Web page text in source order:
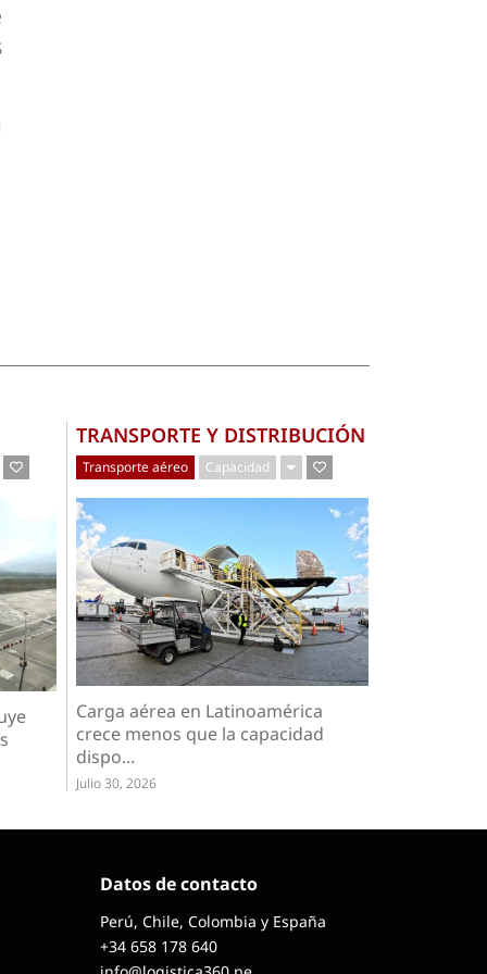
TRANSPORTE Y DISTRIBUCIÓN
Transporte aéreo Capacidad
Carga aérea en Latinoamérica
crece menos que la capacidad
dispo...
Julio 30, 2026
Datos de contacto
Perú, Chile, Colombia y España
+34 658 178 640